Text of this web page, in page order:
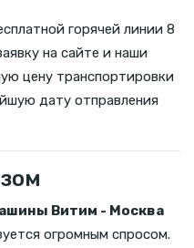
горячей линии 8
на сайте и наши
цену транспортировки
дату отправления
Витим - Москва
огромным спросом.